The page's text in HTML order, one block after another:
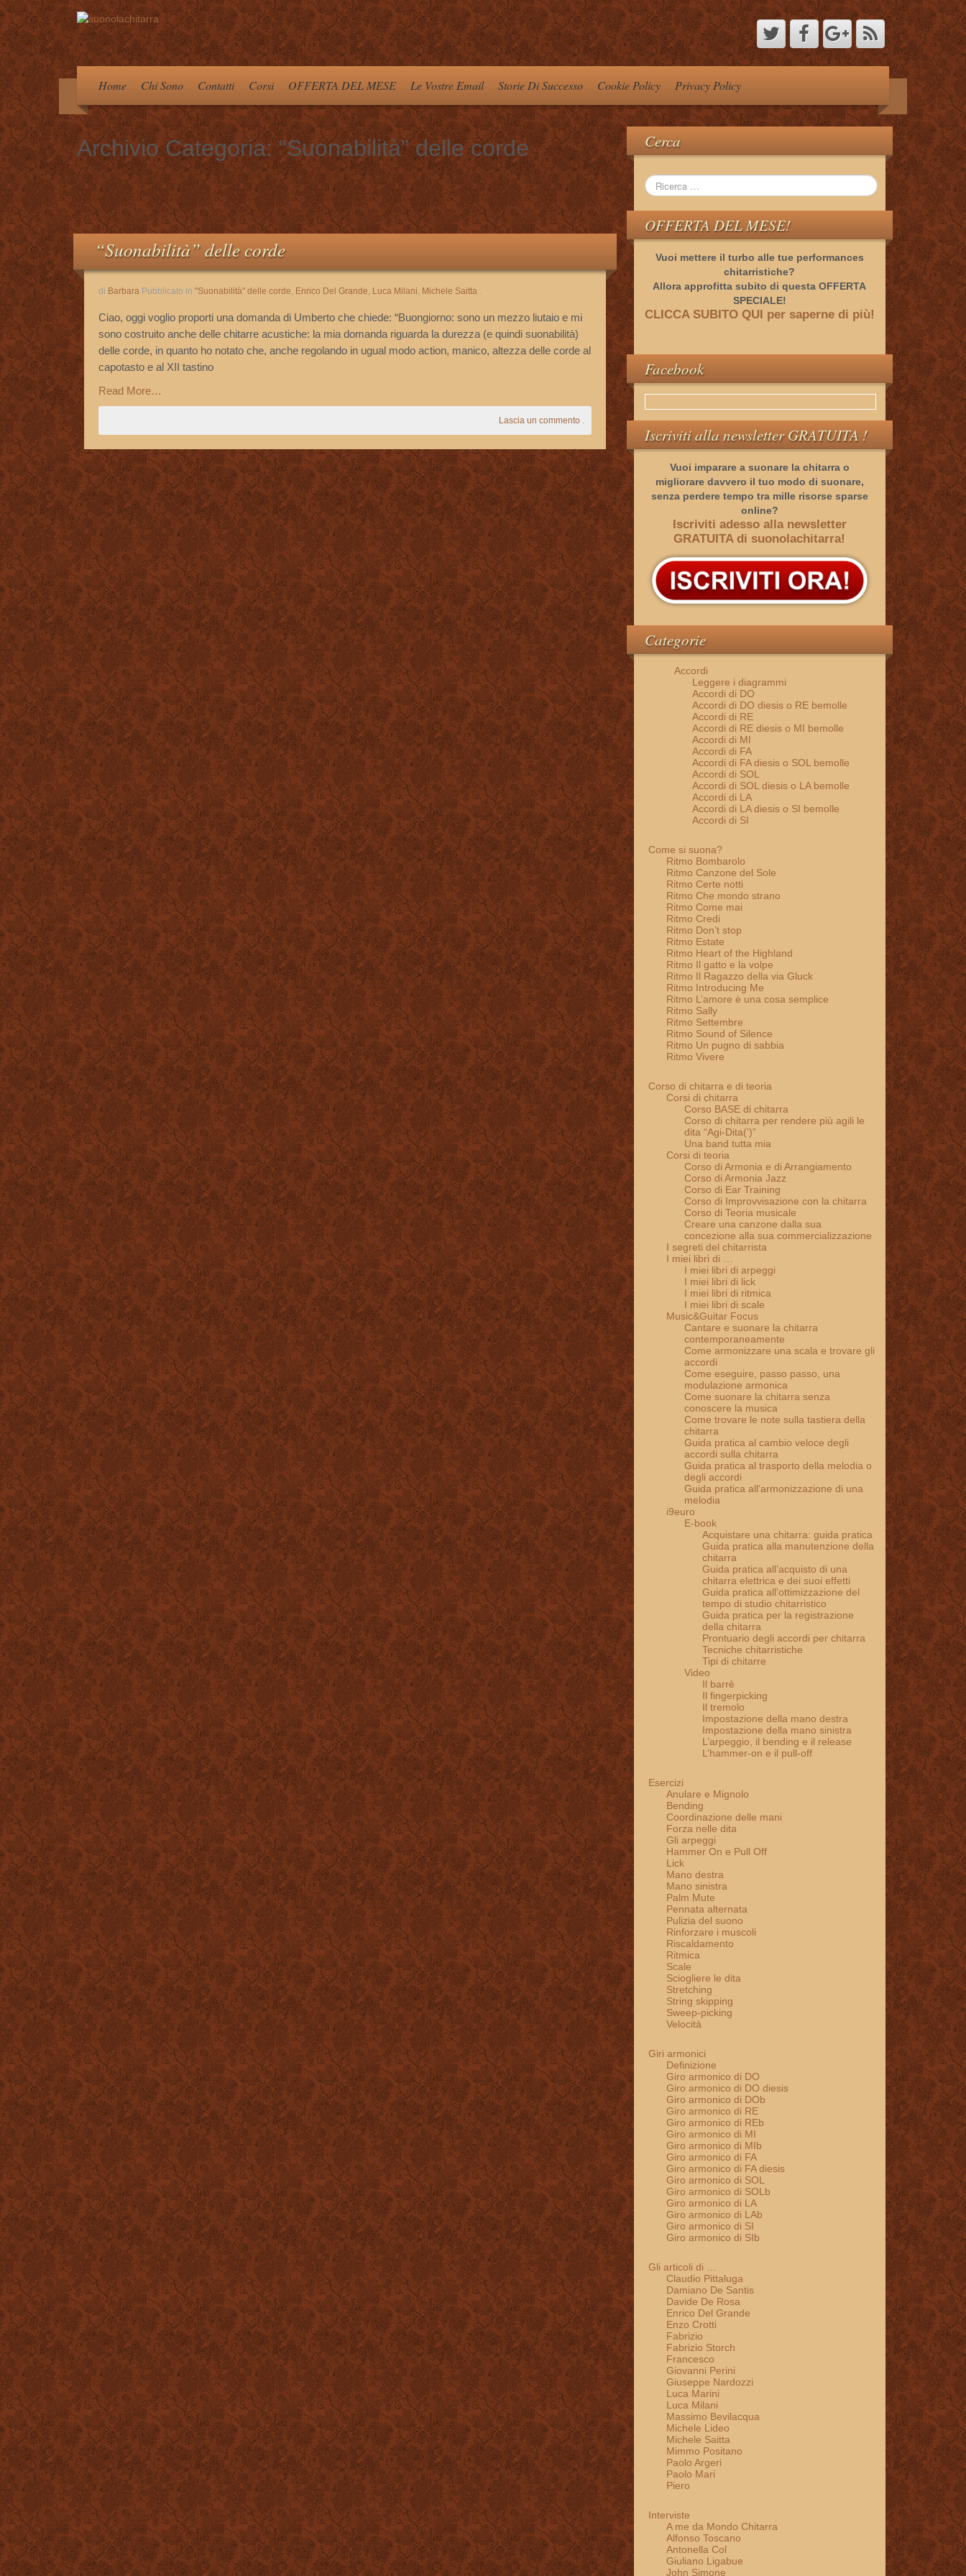
Home Chi Sono Contatti Corsi OFFERTA DEL MESE Le Vostre Email Storie Di Successo Cookie Policy Privacy Policy
Archivio Categoria:“Suonabilità” delle corde
“Suonabilità” delle corde
di Barbara Pubblicato in "Suonabilità" delle corde, Enrico Del Grande, Luca Milani, Michele Saitta .
Ciao, oggi voglio proporti una domanda di Umberto che chiede: “Buongiorno: sono un mezzo liutaio e mi
sono costruito anche delle chitarre acustiche: la mia domanda riguarda la durezza (e quindi suonabilità)
delle corde, in quanto ho notato che, anche regolando in ugual modo action, manico, altezza delle corde al
capotasto e al XII tastino
Read More…
Lascia un commento .
Cerca
OFFERTA DEL MESE!
Vuoi mettere il turbo alle tue performances
chitarristiche?
Allora approfitta subito di questa OFFERTA
SPECIALE!
CLICCA SUBITO QUI per saperne di più!
Facebook
Iscriviti alla newsletter GRATUITA !
Vuoi imparare a suonare la chitarra o
migliorare davvero il tuo modo di suonare,
senza perdere tempo tra mille risorse sparse
online?
Iscriviti adesso alla newsletter
GRATUITA di suonolachitarra!
Categorie
Accordi
Leggere i diagrammi
Accordi di DO
Accordi di DO diesis o RE bemolle
Accordi di RE
Accordi di RE diesis o MI bemolle
Accordi di MI
Accordi di FA
Accordi di FA diesis o SOL bemolle
Accordi di SOL
Accordi di SOL diesis o LA bemolle
Accordi di LA
Accordi di LA diesis o SI bemolle
Accordi di SI
Come si suona?
Ritmo Bombarolo
Ritmo Canzone del Sole
Ritmo Certe notti
Ritmo Che mondo strano
Ritmo Come mai
Ritmo Credi
Ritmo Don’t stop
Ritmo Estate
Ritmo Heart of the Highland
Ritmo Il gatto e la volpe
Ritmo Il Ragazzo della via Gluck
Ritmo Introducing Me
Ritmo L’amore è una cosa semplice
Ritmo Sally
Ritmo Settembre
Ritmo Sound of Silence
Ritmo Un pugno di sabbia
Ritmo Vivere
Corso di chitarra e di teoria
Corsi di chitarra
Corso BASE di chitarra
Corso di chitarra per rendere più agili le
dita “Agi-Dita(’)”
Una band tutta mia
Corsi di teoria
Corso di Armonia e di Arrangiamento
Corso di Armonia Jazz
Corso di Ear Training
Corso di Improvvisazione con la chitarra
Corso di Teoria musicale
Creare una canzone dalla sua
concezione alla sua commercializzazione
I segreti del chitarrista
I miei libri di …
I miei libri di arpeggi
I miei libri di lick
I miei libri di ritmica
I miei libri di scale
Music&Guitar Focus
Cantare e suonare la chitarra
contemporaneamente
Come armonizzare una scala e trovare gli
accordi
Come eseguire, passo passo, una
modulazione armonica
Come suonare la chitarra senza
conoscere la musica
Come trovare le note sulla tastiera della
chitarra
Guida pratica al cambio veloce degli
accordi sulla chitarra
Guida pratica al trasporto della melodia o
degli accordi
Guida pratica all’armonizzazione di una
melodia
i9euro
E-book
Acquistare una chitarra: guida pratica
Guida pratica alla manutenzione della
chitarra
Guida pratica all’acquisto di una
chitarra elettrica e dei suoi effetti
Guida pratica all’ottimizzazione del
tempo di studio chitarristico
Guida pratica per la registrazione
della chitarra
Prontuario degli accordi per chitarra
Tecniche chitarristiche
Tipi di chitarre
Video
Il barrè
Il fingerpicking
Il tremolo
Impostazione della mano destra
Impostazione della mano sinistra
L’arpeggio, il bending e il release
L’hammer-on e il pull-off
Esercizi
Anulare e Mignolo
Bending
Coordinazione delle mani
Forza nelle dita
Gli arpeggi
Hammer On e Pull Off
Lick
Mano destra
Mano sinistra
Palm Mute
Pennata alternata
Pulizia del suono
Rinforzare i muscoli
Riscaldamento
Ritmica
Scale
Sciogliere le dita
Stretching
String skipping
Sweep-picking
Velocità
Giri armonici
Definizione
Giro armonico di DO
Giro armonico di DO diesis
Giro armonico di DOb
Giro armonico di RE
Giro armonico di REb
Giro armonico di MI
Giro armonico di MIb
Giro armonico di FA
Giro armonico di FA diesis
Giro armonico di SOL
Giro armonico di SOLb
Giro armonico di LA
Giro armonico di LAb
Giro armonico di SI
Giro armonico di SIb
Gli articoli di …
Claudio Pittaluga
Damiano De Santis
Davide De Rosa
Enrico Del Grande
Enzo Crotti
Fabrizio
Fabrizio Storch
Francesco
Giovanni Perini
Giuseppe Nardozzi
Luca Marini
Luca Milani
Massimo Bevilacqua
Michele Lideo
Michele Saitta
Mimmo Positano
Paolo Argeri
Paolo Mari
Piero
Interviste
A me da Mondo Chitarra
Alfonso Toscano
Antonella Col
Giuliano Ligabue
John Simone